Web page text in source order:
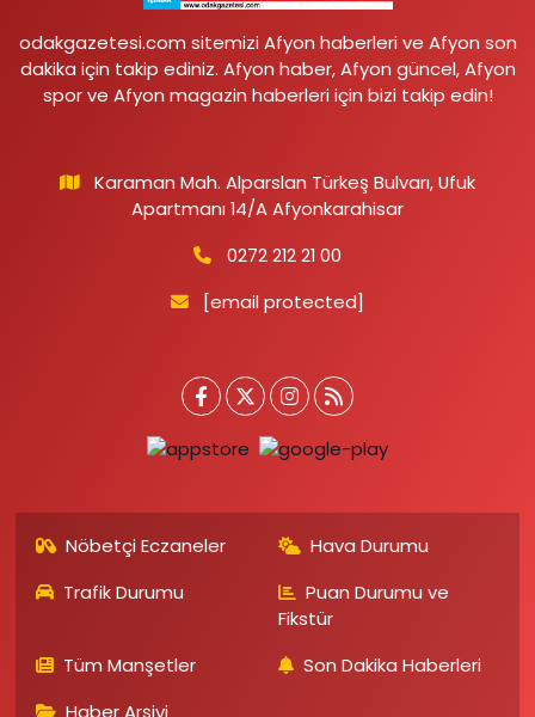
odakgazetesi.com sitemizi Afyon haberleri ve Afyon son
dakika için takip ediniz. Afyon haber, Afyon güncel, Afyon
spor ve Afyon magazin haberleri için bizi takip edin!
Karaman Mah. Alparslan Türkeş Bulvarı, Ufuk
Apartmanı 14/A Afyonkarahisar
0272 212 21 00
[email protected]
Nöbetçi Eczaneler
Hava Durumu
Trafik Durumu
Puan Durumu ve
Fikstür
Tüm Manşetler
Son Dakika Haberleri
Haber Arşivi